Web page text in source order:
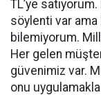
TL’ye
söylenti var ama
bilemiyorum.
Her gelen
güvenimiz var.
onu